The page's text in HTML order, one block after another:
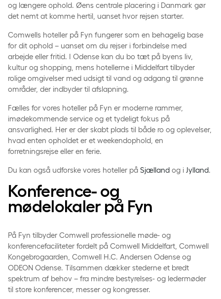
og længere ophold. Øens centrale placering i Danmark gør
det nemt at komme hertil, uanset hvor rejsen starter.
Comwells hoteller på Fyn fungerer som en behagelig base
for dit ophold – uanset om du rejser i forbindelse med
arbejde eller fritid. I Odense kan du bo tæt på byens liv,
kultur og shopping, mens hotellerne i Middelfart tilbyder
rolige omgivelser med udsigt til vand og adgang til grønne
områder, der indbyder til afslapning.
Fælles for vores hoteller på Fyn er moderne rammer,
imødekommende service og et tydeligt fokus på
ansvarlighed. Her er der skabt plads til både ro og oplevelser,
hvad enten opholdet er et weekendophold, en
forretningsrejse eller en ferie.
Du kan også udforske vores hoteller på Sjælland og i Jylland.
Konference- og
mødelokaler på Fyn
På Fyn tilbyder Comwell professionelle møde- og
konferencefaciliteter fordelt på Comwell Middelfart, Comwell
Kongebrogaarden, Comwell H.C. Andersen Odense og
ODEON Odense. Tilsammen dækker stederne et bredt
spektrum af behov – fra mindre bestyrelses- og ledermøder
til store konferencer, messer og kongresser.